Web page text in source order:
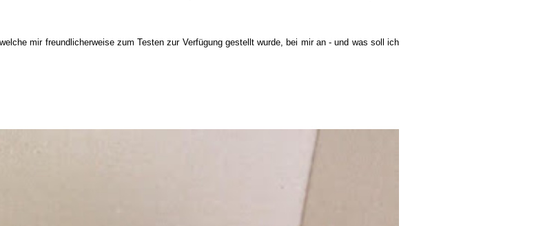
mir freundlicherweise zum Testen zur Verfügung gestellt wurde, bei mir an- und was soll ich